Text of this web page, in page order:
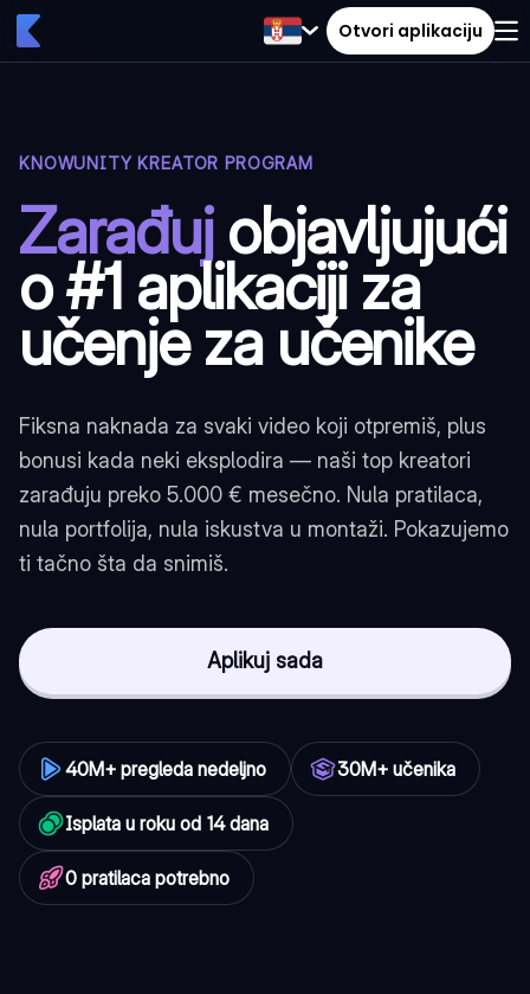
Otvori aplikaciju
KNOWUNITY KREATOR PROGRAM
Zarađujobjavljujući
o #1 aplikaciji za
učenje za učenike
Fiksna naknada za svaki video koji otpremiš, plus
bonusi kada neki eksplodira — naši top kreatori
zarađuju preko 5.000 € mesečno. Nula pratilaca,
nula portfolija, nula iskustva u montaži. Pokazujemo
ti tačno šta da snimiš.
Aplikuj sada
40M+ pregleda nedeljno 30M+ učenika
Isplata u roku od 14 dana
0 pratilaca potrebno